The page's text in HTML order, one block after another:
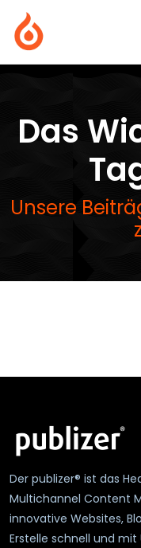
Das
Unsere
Der publizer® ist das
Multichannel Content
innovative Websites,
Erstelle schnell und